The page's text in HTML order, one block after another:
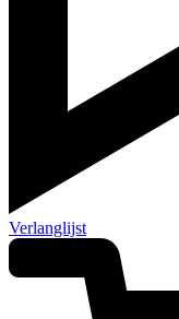
Verlanglijst